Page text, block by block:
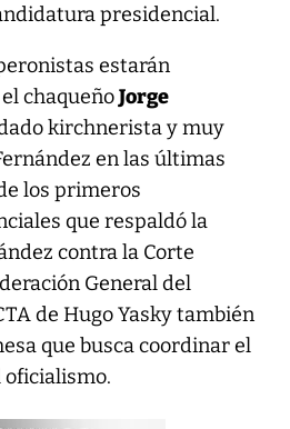
presidencial.
estarán
chaqueñoJorge
kirchnerista y muy
en las últimas
los primeros
que respaldó la
contra la Corte
General del
de Hugo Yasky también
que busca coordinar el